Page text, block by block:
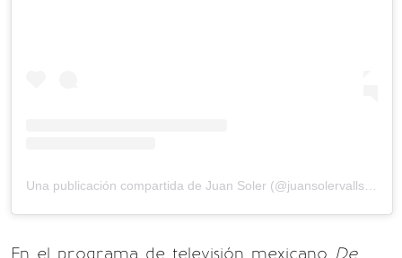
En el programa de televisión mexicano De